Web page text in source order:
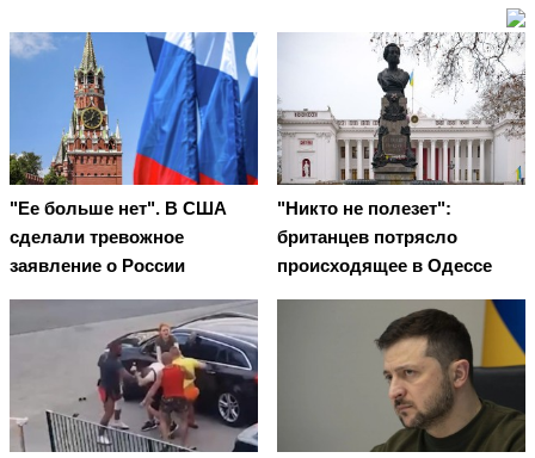
"Ее больше нет". В США
сделали тревожное
заявление о России
"Никто не полезет":
британцев потрясло
происходящее в Одессе